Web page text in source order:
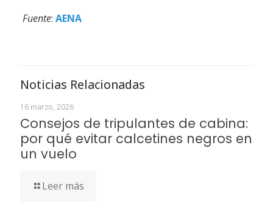
Fuente: AENA
Noticias Relacionadas
16 marzo, 2026
Consejos de tripulantes de cabina:
por qué evitar calcetines negros en
un vuelo
Leer más